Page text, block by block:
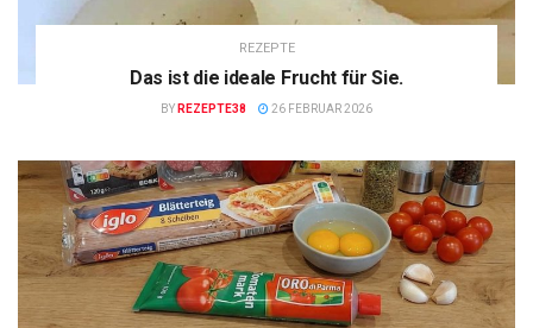
REZEPTE
Das ist die ideale Frucht für Sie.
BY REZEPTE38 26 FEBRUAR 2026